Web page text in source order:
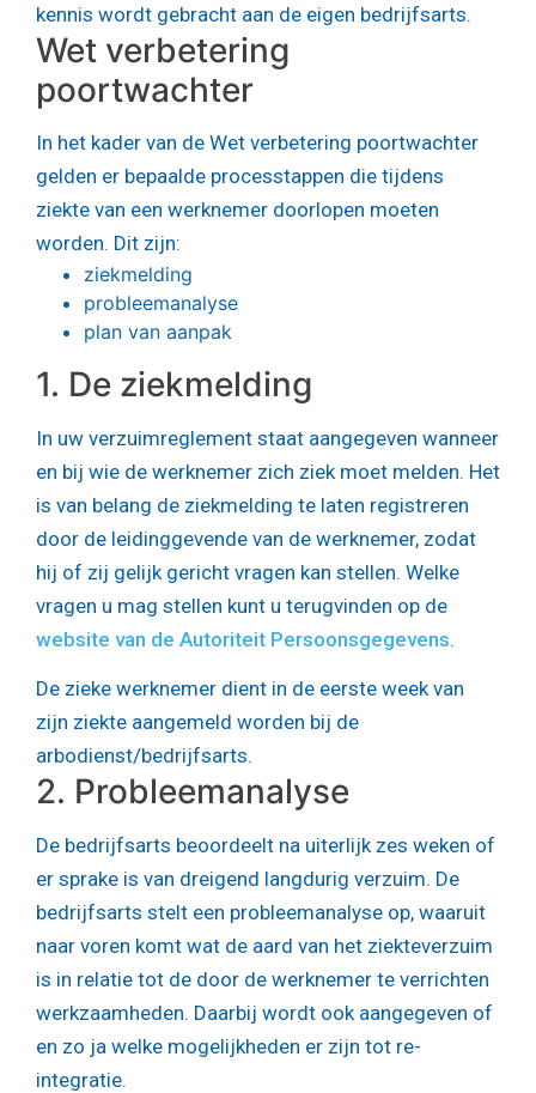
kennis wordt gebracht aan de eigen bedrijfsarts.
Wet verbetering
poortwachter
In het kader van de Wet verbetering poortwachter
gelden er bepaalde processtappen die tijdens
ziekte van een werknemer doorlopen moeten
worden. Dit zijn:
ziekmelding
probleemanalyse
plan van aanpak
1. De ziekmelding
In uw verzuimreglement staat aangegeven wanneer
en bij wie de werknemer zich ziek moet melden. Het
is van belang de ziekmelding te laten registreren
door de leidinggevende van de werknemer, zodat
hij of zij gelijk gericht vragen kan stellen. Welke
vragen u mag stellen kunt u terugvinden op de
website van de Autoriteit Persoonsgegevens.
De zieke werknemer dient in de eerste week van
zijn ziekte aangemeld worden bij de
arbodienst/bedrijfsarts.
2. Probleemanalyse
De bedrijfsarts beoordeelt na uiterlijk zes weken of
er sprake is van dreigend langdurig verzuim. De
bedrijfsarts stelt een probleemanalyse op, waaruit
naar voren komt wat de aard van het ziekteverzuim
is in relatie tot de door de werknemer te verrichten
werkzaamheden. Daarbij wordt ook aangegeven of
en zo ja welke mogelijkheden er zijn tot re-
integratie.